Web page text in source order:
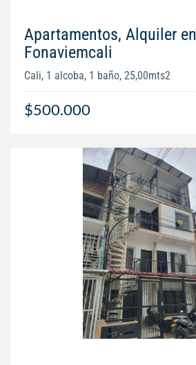
Apartamentos, Alquiler en
Fonaviemcali
Cali, 1 alcoba, 1 baño, 25,00mts2
$500.000